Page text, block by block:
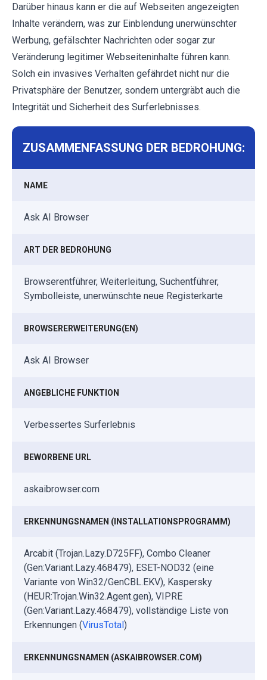
Darüber hinaus kann er die auf Webseiten angezeigten
Inhalte verändern, was zur Einblendung unerwünschter
Werbung, gefälschter Nachrichten oder sogar zur
Veränderung legitimer Webseiteninhalte führen kann.
Solch ein invasives Verhalten gefährdet nicht nur die
Privatsphäre der Benutzer, sondern untergräbt auch die
Integrität und Sicherheit des Surferlebnisses.
ZUSAMMENFASSUNG DER BEDROHUNG:
NAME
Ask AI Browser
ART DER BEDROHUNG
Browserentführer, Weiterleitung, Suchentführer,
Symbolleiste, unerwünschte neue Registerkarte
BROWSERERWEITERUNG(EN)
Ask AI Browser
ANGEBLICHE FUNKTION
Verbessertes Surferlebnis
BEWORBENE URL
askaibrowser.com
ERKENNUNGSNAMEN (INSTALLATIONSPROGRAMM)
Arcabit (Trojan.Lazy.D725FF), Combo Cleaner
(Gen:Variant.Lazy.468479), ESET-NOD32 (eine
Variante von Win32/GenCBL.EKV), Kaspersky
(HEUR:Trojan.Win32.Agent.gen), VIPRE
(Gen:Variant.Lazy.468479), vollständige Liste von
Erkennungen (VirusTotal)
ERKENNUNGSNAMEN (ASKAIBROWSER.COM)